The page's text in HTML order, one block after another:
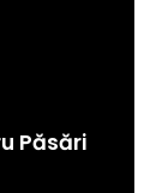
Păsări